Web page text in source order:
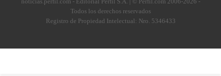
Todos los derechos reservados
Registro de Propiedad Intelectual: Nro. 5346433